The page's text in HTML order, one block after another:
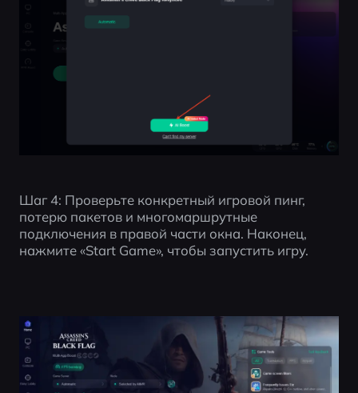
Шаг 4: Проверьте конкретный игровой пинг,
потерю пакетов и многомаршрутные
подключения в правой части окна. Наконец,
нажмите «Start Game», чтобы запустить игру.